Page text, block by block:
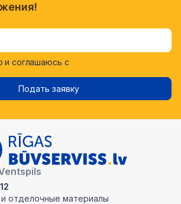
соглашаюсь с
Подать заявку
отделочные материалы